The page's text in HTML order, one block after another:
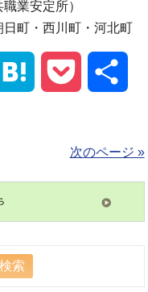
職業安定所）
町・西川町・河北町
Hatena Pocket
次のページ »